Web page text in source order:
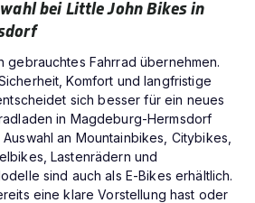
bei Little John Bikes in
gebrauchtes Fahrrad übernehmen.
Komfort und langfristige
sich besser für ein neues
in Magdeburg-Hermsdorf
an Mountainbikes, Citybikes,
Lastenrädern und
sind auch als E-Bikes erhältlich.
eine klare Vorstellung hast oder